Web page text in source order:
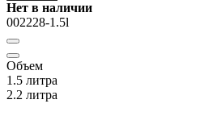
Нет в наличии
002228-1.5l
Объем
1.5 литра
2.2 литра